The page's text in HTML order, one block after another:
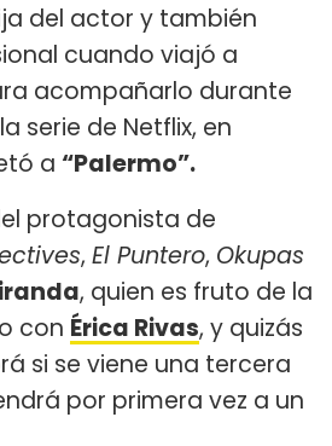
del actor y también
cuando viajó a
acompañarlo durante
serie de Netflix, en
a “Palermo”.
protagonista de
, El Puntero, Okupas
, quien es fruto de la
con Érica Rivas, y quizás
si se viene una tercera
por primera vez a un